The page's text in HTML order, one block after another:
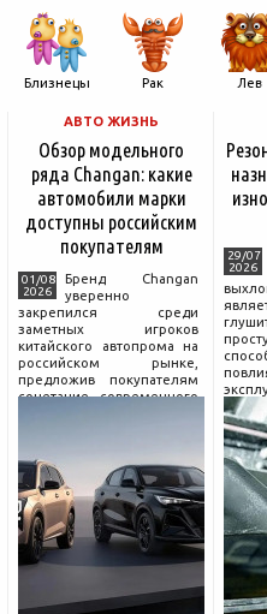
Близнецы Рак Лев
АВТО ЖИЗНЬ
Обзор модельного
ряда Changan: какие
автомобили марки
доступны российским
покупателям
01/08
2026
Бренд Changan
уверенно
закрепился среди
заметных игроков
китайского автопрома на
российском рынке,
предложив покупателям
сочетание современного
насчитывает несколько
десятилетий
29/07
2026
и